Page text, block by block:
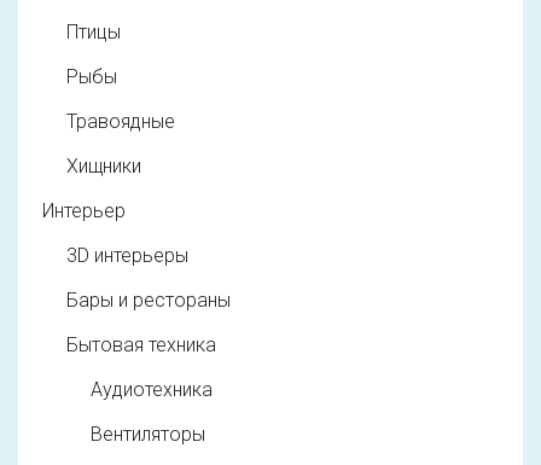
Птицы
Рыбы
Травоядные
Хищники
Интерьер
3D интерьеры
Бары и рестораны
Бытовая техника
Аудиотехника
Вентиляторы